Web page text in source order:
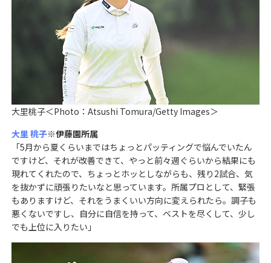
大里桃子＜Photo：Atsushi Tomura/Getty Images＞
大里 桃子※伊藤園所属
「5月から夏くらいまではちょっとパッティングで悩んでいたん
ですけど、それが改善できて、やっと前々週ぐらいから結果にも
現れてくれたので、ちょっとホッとしながらも、残り2試合、気
を抜かずに頑張りたいなと思っています。所属プロとして、緊張
もありますけど、それをうまくいい方向に変えられたら。調子も
悪くないですし、自分に自信を持って、ベストを尽くして、少し
でも上位に入りたい」